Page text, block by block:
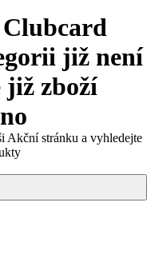
Clubcard
již není
již zboží
Akční stránku a vyhledejte